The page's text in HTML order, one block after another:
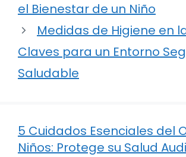
el Bienestar de un Niño
Medidas de Higiene en
Claves para un Entorno
Saludable
5 Cuidados Esenciales del
Niños: Protege su Salud